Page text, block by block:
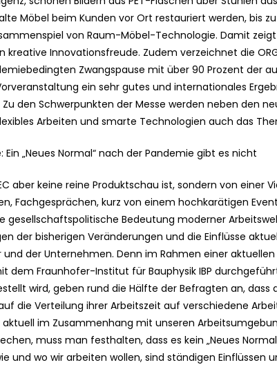
Möbel beim Kunden vor Ort restauriert werden, bis
von Raum-Möbel-Technologie. Damit
kreative Innovationsfreude. Zudem verzeichnet die
Zwangspause mit über 90 Prozent der
ein sehr gutes und internationales
den Schwerpunkten der Messe werden neben den
Arbeiten und smarte Technologien auch das
Ein „Neues Normal“ nach der Pandemie gibt es nicht
aber keine reine Produktschau ist, sondern von einer
Fachgesprächen, kurz von einem hochkarätigen
gesellschaftspolitische Bedeutung moderner
der bisherigen Veränderungen und die Einflüsse
und der Unternehmen. Denn im Rahmen einer aktuellen
dem Fraunhofer-Institut für Bauphysik IBP
wird, geben rund die Hälfte der Befragten an, dass
die Verteilung ihrer Arbeitszeit auf verschiedene
aktuell im Zusammenhang mit unseren
muss man festhalten, dass es kein „Neues
und wo wir arbeiten wollen, sind ständigen Einflüssen